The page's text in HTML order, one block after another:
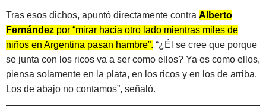
Tras esos dichos, apuntó directamente contra Alberto
Fernández por “mirar hacia otro lado mientras miles de
niños en Argentina pasan hambre”. “¿Él se cree que porque
se junta con los ricos va a ser como ellos? Ya es como ellos,
piensa solamente en la plata, en los ricos y en los de arriba.
Los de abajo no contamos”, señaló.